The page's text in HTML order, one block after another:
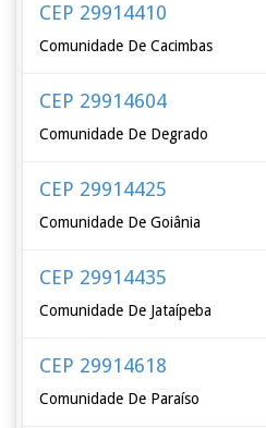
CEP 29914410
Comunidade De Cacimbas
CEP 29914604
Comunidade De Degrado
CEP 29914425
Comunidade De Goiânia
CEP 29914435
Comunidade De Jataípeba
CEP 29914618
Comunidade De Paraíso